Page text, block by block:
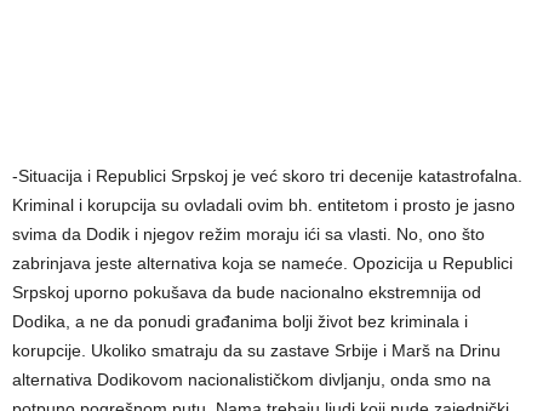
-Situacija i Republici Srpskoj je već skoro tri decenije katastrofalna.
Kriminal i korupcija su ovladali ovim bh. entitetom i prosto je jasno
svima da Dodik i njegov režim moraju ići sa vlasti. No, ono što
zabrinjava jeste alternativa koja se nameće. Opozicija u Republici
Srpskoj uporno pokušava da bude nacionalno ekstremnija od
Dodika, a ne da ponudi građanima bolji život bez kriminala i
korupcije. Ukoliko smatraju da su zastave Srbije i Marš na Drinu
alternativa Dodikovom nacionalističkom divljanju, onda smo na